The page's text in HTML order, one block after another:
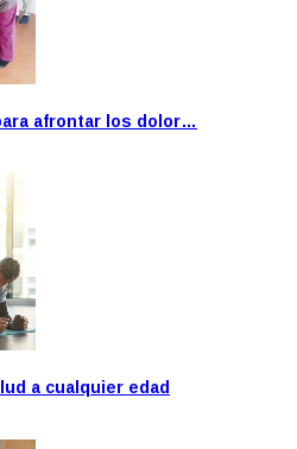
afrontar los dolor…
a cualquier edad